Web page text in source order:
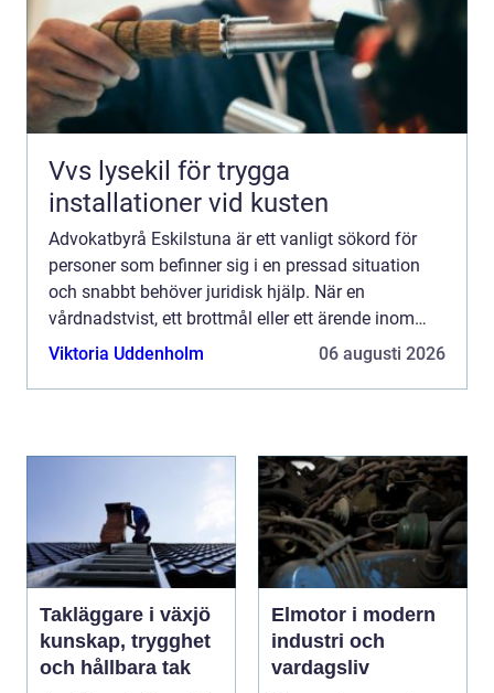
Vvs lysekil för trygga
installationer vid kusten
Advokatbyrå Eskilstuna är ett vanligt sökord för
personer som befinner sig i en pressad situation
och snabbt behöver juridisk hjälp. När en
vårdnadstvist, ett brottmål eller ett ärende inom
socialr...
Viktoria Uddenholm 06 augusti 2026
Takläggare i växjö
kunskap, trygghet
och hållbara tak
Elmotor i modern
industri och
vardagsliv